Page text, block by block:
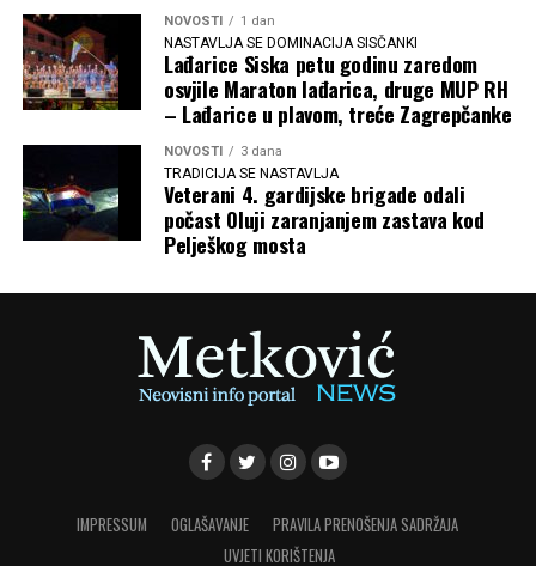
NOVOSTI 1 dan
NASTAVLJA SE DOMINACIJA SISČANKI
Lađarice Siska petu godinu zaredom
osvjile Maraton lađarica, druge MUP RH
– Lađarice u plavom, treće Zagrepčanke
NOVOSTI 3 dana
TRADICIJA SE NASTAVLJA
Veterani 4. gardijske brigade odali
počast Oluji zaranjanjem zastava kod
Pelješkog mosta
IMPRESSUM OGLAŠAVANJE
PRAVILA PRENOŠENJA SADRŽAJA
UVJETI KORIŠTENJA